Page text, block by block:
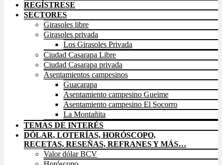
REGÍSTRESE
SECTORES
Girasoles libre
Girasoles privada
Los Girasoles Privada
Ciudad Casarapa Libre
Ciudad Casarapa privada
Asentamientos campesinos
Guacarapa
Asentamiento campesino Gueime
Asentamiento campesino El Socorro
La Montañita
TEMAS DE INTERÉS
DÓLAR, LOTERÍAS, HORÓSCOPO,
RECETAS, RESEÑAS, REFRANES Y MÁS…
Valor dólar BCV